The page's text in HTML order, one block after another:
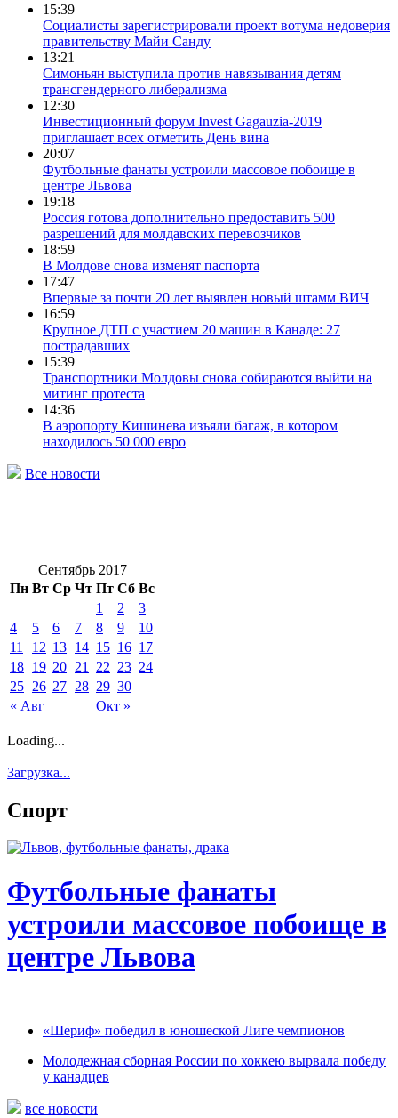
15:39
Социалисты зарегистрировали проект вотума недоверия
правительству Майи Санду
13:21
Симоньян выступила против навязывания детям
трансгендерного либерализма
12:30
Инвестиционный форум Invest Gagauzia-2019
приглашает всех отметить День вина
20:07
Футбольные фанаты устроили массовое побоище в
центре Львова
19:18
Россия готова дополнительно предоставить 500
разрешений для молдавских перевозчиков
18:59
В Молдове снова изменят паспорта
17:47
Впервые за почти 20 лет выявлен новый штамм ВИЧ
16:59
Крупное ДТП с участием 20 машин в Канаде: 27
пострадавших
15:39
Транспортники Молдовы снова собираются выйти на
митинг протеста
14:36
В аэропорту Кишинева изъяли багаж, в котором
находилось 50 000 евро
Все новости
Сентябрь 2017
Пн Вт Ср Чт Пт Сб Вс
« Авг Окт »
1 2
3
4
5 6 7 8 9
10
11
12 13 14 15 16 17
18 19 20 21 22 23 24
25 26 27 28 29 30
Loading...
Загрузка...
Спорт
Футбольные фанаты
устроили массовое побоище в
центре Львова
«Шериф» победил в юношеской Лиге чемпионов
Молодежная сборная России по хоккею вырвала победу
у канадцев
все новости